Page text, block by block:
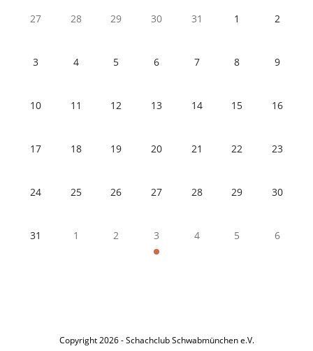
27 28 29 30 31 1 2
3 4 5 6 7 8 9
10 11 12 13 14 15 16
17 18 19 20 21 22 23
24 25 26 27 28 29 30
31 1 2 3 4 5 6
Copyright 2026 - Schachclub Schwabmünchen e.V.